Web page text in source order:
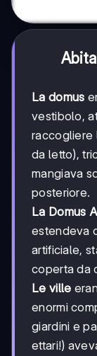
La domus
vestibolo,
raccogliere
da letto),
mangiava
posteriore.
La Domus
estendeva
artificiale,
coperta da
Le ville
enormi
giardini e
ettari!)